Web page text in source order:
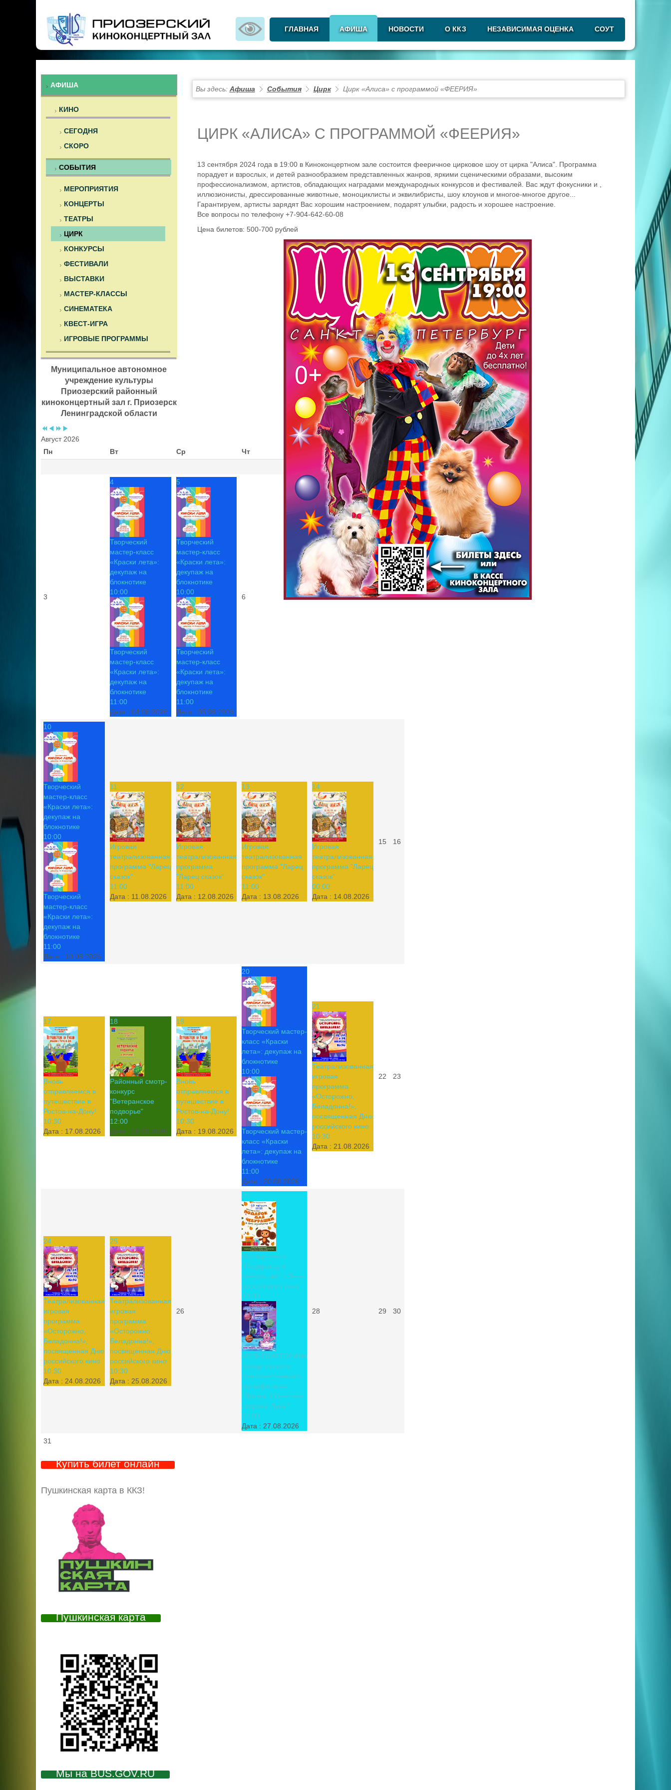
ГЛАВНАЯ АФИША НОВОСТИ О ККЗ НЕЗАВИСИМАЯ ОЦЕНКА СОУТ
АФИША
КИНО
СЕГОДНЯ
СКОРО
СОБЫТИЯ
МЕРОПРИЯТИЯ
КОНЦЕРТЫ
ТЕАТРЫ
ЦИРК
КОНКУРСЫ
ФЕСТИВАЛИ
ВЫСТАВКИ
МАСТЕР-КЛАССЫ
СИНЕМАТЕКА
КВЕСТ-ИГРА
ИГРОВЫЕ ПРОГРАММЫ
Муниципальное автономное
учреждение культуры
Приозерский районный
киноконцертный зал г. Приозерск
Ленинградской области
год
Август 2026
Пн
Вт Ср Чт
Вс
2
3
4
Творческий
мастер-класс
«Краски лета»:
декупаж на
блокнотике
10:00
Творческий
мастер-класс
«Краски лета»:
декупаж на
блокнотике
11:00
Дата : 04.08.2026
5
Творческий
мастер-класс
«Краски лета»:
декупаж на
блокнотике
10:00
Творческий
мастер-класс
«Краски лета»:
декупаж на
блокнотике
11:00
Дата : 05.08.2026
6 7 8 9
10
Творческий
мастер-класс
«Краски лета»:
декупаж на
блокнотике
10:00
Творческий
мастер-класс
«Краски лета»:
декупаж на
блокнотике
11:00
Дата : 10.08.2026
11
Игровая
театрализованная
программа "Ларец
сказок"
11:00
Дата : 11.08.2026
12
Игровая
театрализованная
программа
"Ларец сказок"
11:00
Дата : 12.08.2026
13
Игровая
театрализованная
программа "Ларец
сказок"
11:00
Дата : 13.08.2026
14
Игровая
театрализованная
программа "Ларец
сказок"
00:00
Дата : 14.08.2026
15 16
17
Вновь
отправляемся в
путешествие в
Ростов-на-Дону!
10:30
Дата : 17.08.2026
18
Районный смотр-
конкурс
"Ветеранское
подворье"
12:00
Дата : 18.08.2026
19
Вновь
отправляемся в
путешествие в
Ростов-на-Дону!
10:30
Дата : 19.08.2026
20
Творческий мастер-
класс «Краски
лета»: декупаж на
блокнотике
10:00
Творческий мастер-
класс «Краски
лета»: декупаж на
блокнотике
11:00
Дата : 20.08.2026
21
Театрализованная
игровая
программа
«Осторожно,
Беладонна!»,
посвященная Дню
российского кино
10:30
Дата : 21.08.2026
22 23
24
Театрализованная
игровая
программа
«Осторожно,
Беладонна!»,
посвященная Дню
российского кино
10:30
Дата : 24.08.2026
25
Театрализованная
игровая
программа
«Осторожно,
Беладонна!»,
посвященная Дню
российского кино
10:30
Дата : 25.08.2026
26
27
Мастер-класс
"Подарок для
Чебурашки" в День
российского кино
10:30
МУЛЬТВИКТОРИНА
перед показом
полнометражного
мультфильма
"Лунтик. Обратная
сторона Луны"
12:00
Дата : 27.08.2026
28 29 30
31
Купить билет онлайн
Пушкинская карта в ККЗ!
Пушкинская карта
Мы на BUS.GOV.RU
Вы здесь: Афиша События Цирк Цирк «Алиса» с программой «ФЕЕРИЯ»
ЦИРК «АЛИСА» С ПРОГРАММОЙ «ФЕЕРИЯ»
13 сентября 2024 года в 19:00 в Киноконцертном зале состоится фееричное цирковое шоу от цирка "Алиса". Программа
порадует и взрослых, и детей разнообразием представленных жанров, яркими сценическими образами, высоким
профессионализмом, артистов, обладающих наградами международных конкурсов и фестивалей. Вас ждут фокусники и ,
иллюзионисты, дрессированные животные, моноциклисты и эквилибристы, шоу клоунов и многое-многое другое...
Гарантируем, артисты зарядят Вас хорошим настроением, подарят улыбки, радость и хорошее настроение.
Все вопросы по телефону +7-904-642-60-08
Цена билетов: 500-700 рублей